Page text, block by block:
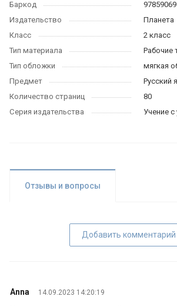
Баркод
Издательство
Планета
Класс
2 класс
Тип материала
Рабочие
Тип обложки
мягкая
Предмет
Русский
Количество страниц
80
Серия издательства
Учение
Отзывы и вопросы
Добавить комментарий
Anna 14.09.2023 14:20:19